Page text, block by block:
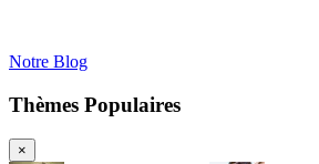
Notre Blog
Thèmes Populaires
×